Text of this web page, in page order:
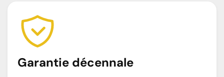
Garantie décennale